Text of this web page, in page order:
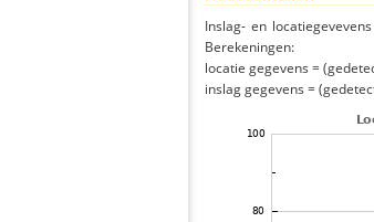
Inslag- en
Berekeningen:
locatie gegevens =
inslag gegevens =